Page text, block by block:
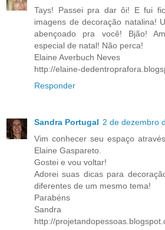
Tays! Passei pra dar ôi! E fui
imagens de decoração natalina!
abençoado pra você! Bjão!
especial de natal! Não perca!
Elaine Averbuch Neves
http://elaine-
Responder
Sandra Portugal 2 de dezembro
Vim conhecer seu espaço
Elaine Gaspareto.
Gostei e vou voltar!
Adorei suas dicas para
diferentes de um mesmo tema!
Parabéns
Sandra
http://